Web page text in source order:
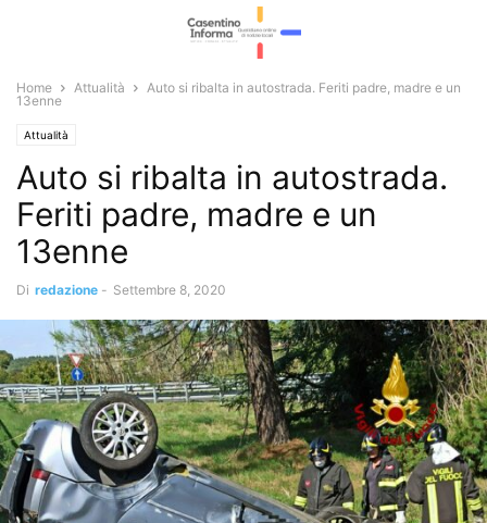
Home Attualità
Auto si ribalta in autostrada. Feriti padre, madre e un
13enne
Attualità
Auto si ribalta in autostrada.
Feriti padre, madre e un
13enne
Di redazione - Settembre 8, 2020